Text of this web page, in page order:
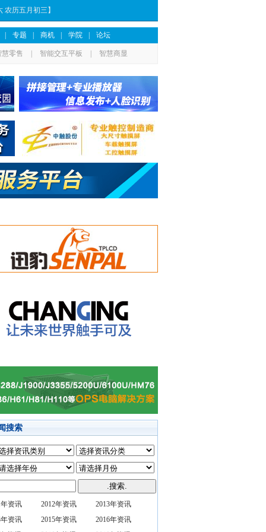
农历五月初三】
专题 商机 学院 论坛
慧零售 智能交互平板 智慧商显
搜索
年资讯 2012年资讯
2013年资讯
年资讯
2015年资讯
2016年资讯